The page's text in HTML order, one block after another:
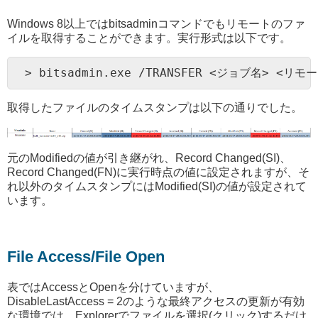
Windows 8以上ではbitsadminコマンドでもリモートのファ
イルを取得することができます。実行形式は以下です。
> bitsadmin.exe /TRANSFER <ジョブ名> <リモー
取得したファイルのタイムスタンプは以下の通りでした。
元のModifiedの値が引き継がれ、Record Changed(SI)、
Record Changed(FN)に実行時点の値に設定されますが、そ
れ以外のタイムスタンプにはModified(SI)の値が設定されて
います。
File Access/File Open
表ではAccessとOpenを分けていますが、
DisableLastAccess = 2のような最終アクセスの更新が有効
な環境では、Explorerでファイルを選択(クリック)するだけ